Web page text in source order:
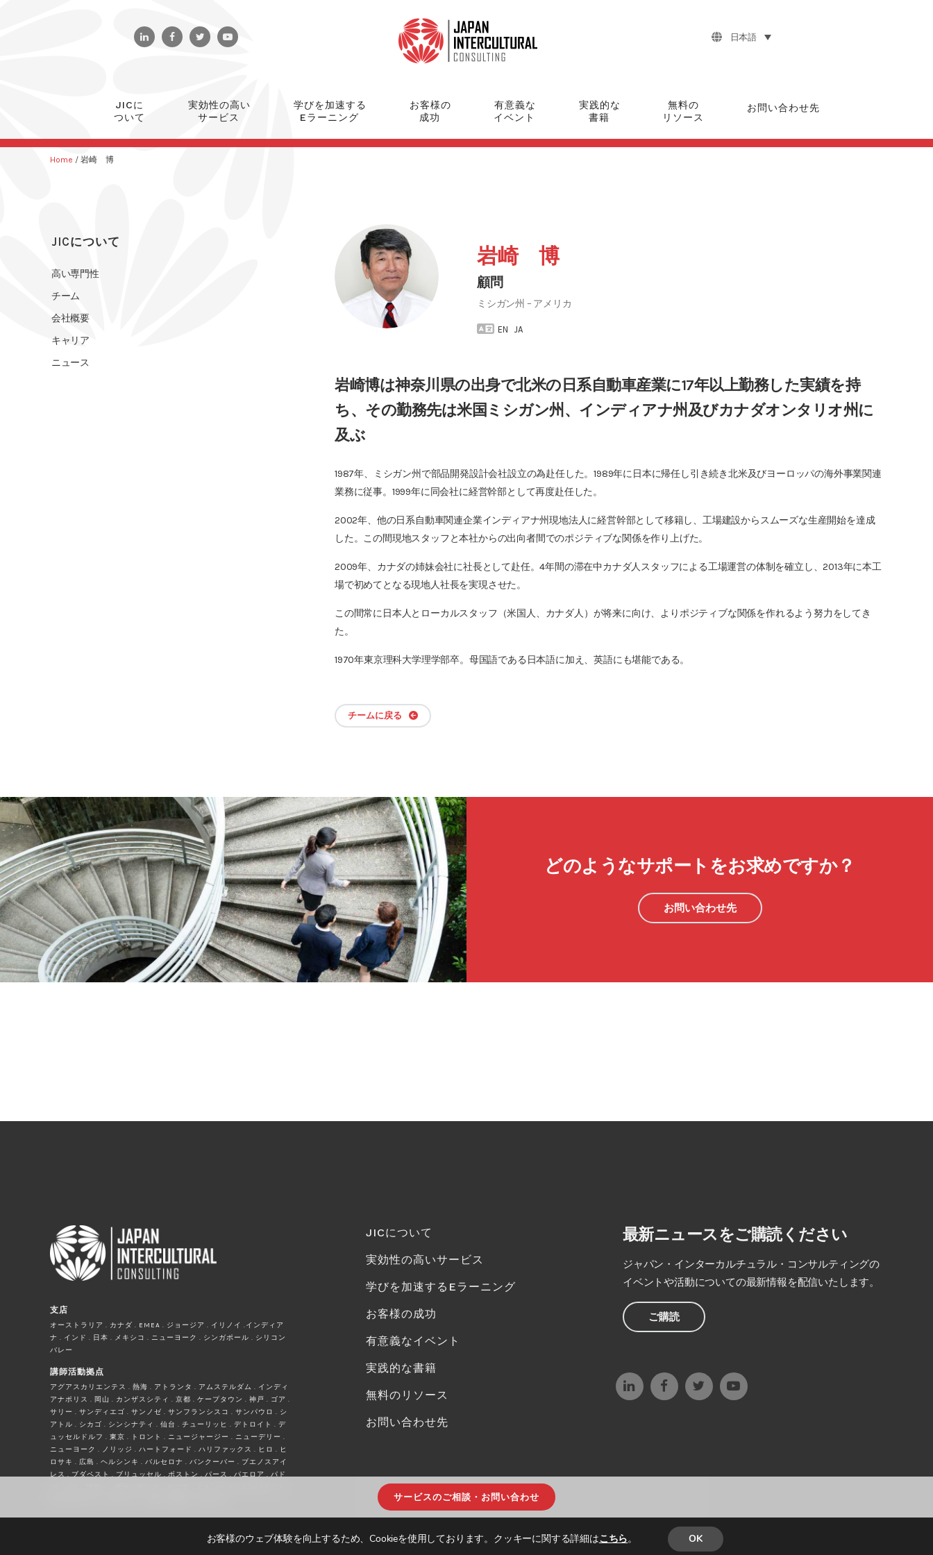
日本語
JICに
ついて
実効性の高い
サービス
学びを加速する
Eラーニング
お客様の
成功
有意義な
イベント
実践的な
書籍
無料の
リソース
お問い合わせ先
Home / 岩崎 博
JICについて
高い専門性
チーム
会社概要
キャリア
ニュース
岩崎 博
顧問
ミシガン州 – アメリカ
EN JA
岩崎博は神奈川県の出身で北米の日系自動車産業に17年以上勤務した実績を持
ち、その勤務先は米国ミシガン州、インディアナ州及びカナダオンタリオ州に
及ぶ
1987年、ミシガン州で部品開発設計会社設立の為赴任した。1989年に日本に帰任し引き続き北米及びヨーロッパの海外事業関連
業務に従事。1999年に同会社に経営幹部として再度赴任した。
2002年、他の日系自動車関連企業インディアナ州現地法人に経営幹部として移籍し、工場建設からスムーズな生産開始を達成
した。この間現地スタッフと本社からの出向者間でのポジティブな関係を作り上げた。
2009年、カナダの姉妹会社に社長として赴任。4年間の滞在中カナダ人スタッフによる工場運営の体制を確立し、2013年に本工
場で初めてとなる現地人社長を実現させた。
この間常に日本人とローカルスタッフ（米国人、カナダ人）が将来に向け、よりポジティブな関係を作れるよう努力をしてき
た。
1970年東京理科大学理学部卒。母国語である日本語に加え、英語にも堪能である。
チームに戻る
どのようなサポートをお求めですか？
お問い合わせ先
支店
オーストラリア . カナダ . EMEA . ジョージア . イリノイ .インディア
ナ . インド . 日本 . メキシコ . ニューヨーク . シンガポール . シリコン
バレー
講師活動拠点
アグアスカリエンテス . 熱海 . アトランタ . アムステルダム . インディ
アナポリス . 岡山 . カンザスシティ . 京都 . ケープタウン . 神戸 . ゴア .
サリー . サンディエゴ . サンノゼ . サンフランシスコ . サンパウロ . シ
アトル . シカゴ . シンシナティ . 仙台 . チューリッヒ . デトロイト . デ
ュッセルドルフ . 東京 . トロント . ニュージャージー . ニューデリー .
ニューヨーク . ノリッジ . ハートフォード . ハリファックス . ヒロ . ヒ
ロサキ . 広島 . ヘルシンキ . バルセロナ . バンクーバー . ブエノスアイ
レス . ブダペスト . ブリュッセル . ボストン . パース . パエロア . パド
JICについて
実効性の高いサービス
学びを加速するEラーニング
お客様の成功
有意義なイベント
実践的な書籍
無料のリソース
お問い合わせ先
最新ニュースをご購読ください
ジャパン・インターカルチュラル・コンサルティングの
イベントや活動についての最新情報を配信いたします。
ご購読
サービスのご相談・お問い合わせ
お客様のウェブ体験を向上するため、Cookieを使用しております。クッキーに関する詳細はこちら。 OK